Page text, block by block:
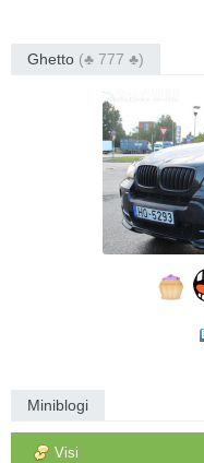
Ghetto (♣ 777 ♣)
Miniblogi
Visi